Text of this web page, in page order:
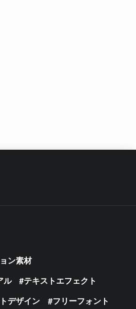
ン素材
ル
テキストエフェクト
デザイン フリーフォント